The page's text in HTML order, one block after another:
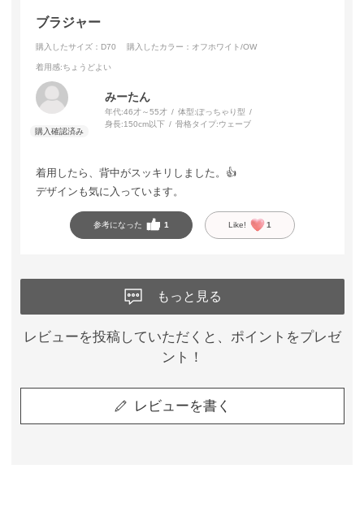
ブラジャー
購入したサイズ：D70 購入したカラー：オフホワイト/OW
着用感:ちょうどよい
みーたん
年代:46才～55才 体型:ぽっちゃり型
身長:150cm以下 骨格タイプ:ウェーブ
着用したら、背中がスッキリしました。👍
デザインも気に入っています。
参考になった 1 Like! 1
もっと見る
レビューを投稿していただくと、ポイントをプレゼ
ント！
レビューを書く